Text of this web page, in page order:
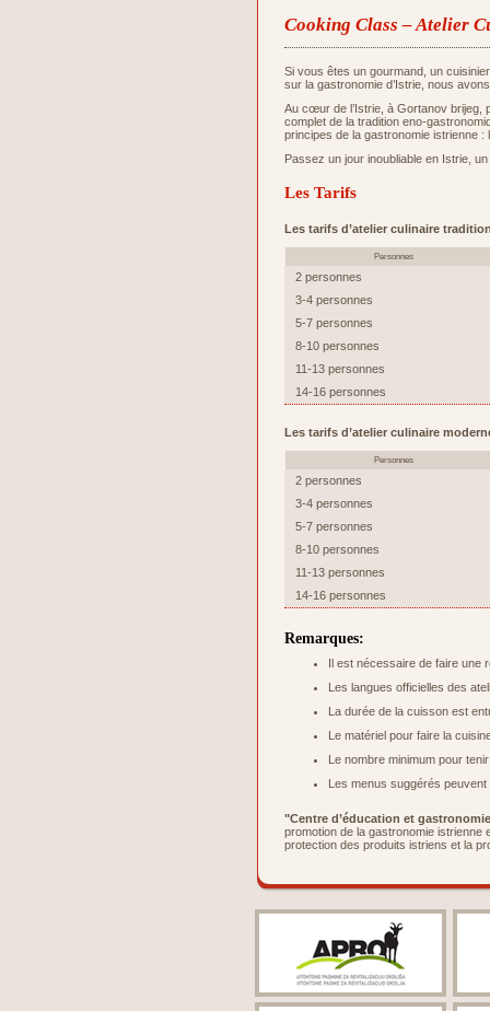
Cooking Class – Atelier
Si vous êtes un gourmand, un
sur la gastronomie d’Istrie, nous
Au cœur de l’Istrie, à Gortanov brijeg,
complet de la tradition eno-
principes de la gastronomie istrienne
Passez un jour inoubliable en Istrie,
Les Tarifs
Les tarifs d’atelier culinaire
Personnes
2 personnes
3-4 personnes
5-7 personnes
8-10 personnes
11-13 personnes
14-16 personnes
Les tarifs d’atelier culinaire
Personnes
2 personnes
3-4 personnes
5-7 personnes
8-10 personnes
11-13 personnes
14-16 personnes
Remarques:
Il est nécessaire de faire une
Les langues officielles des
La durée de la cuisson est
Le matériel pour faire la
Le nombre minimum pour tenir
Les menus suggérés
"Centre d’éducation et
promotion de la gastronomie istrienne
protection des produits istriens et la